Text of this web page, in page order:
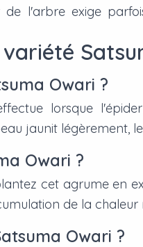
l'arbre exige
Owari ?
lorsque
jaunit légèrement,
Owari ?
cet agrume en
de la
Owari ?